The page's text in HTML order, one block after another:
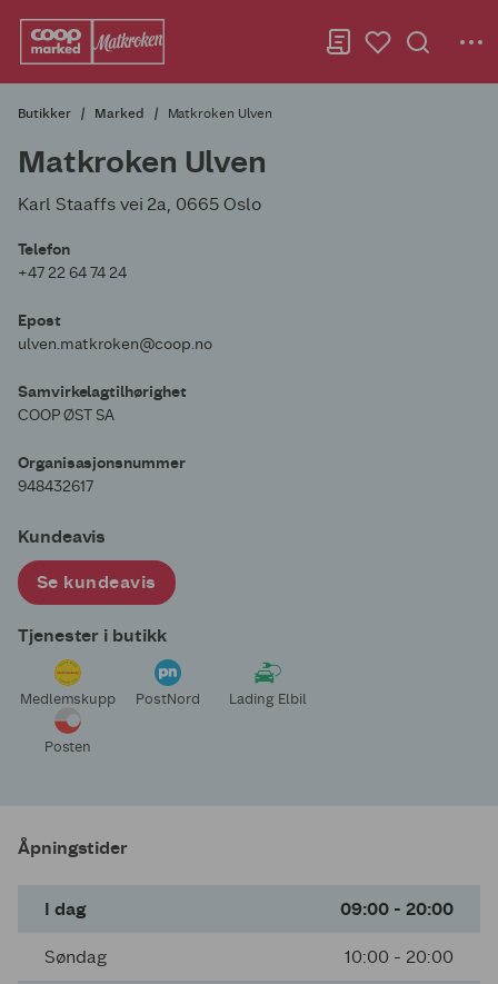
Butikker Marked Matkroken Ulven
Matkroken Ulven
Karl Staaffs vei 2a, 0665 Oslo
Telefon
+47 22 64 74 24
Epost
ulven.matkroken@coop.no
Samvirkelagtilhørighet
COOP ØST SA
Organisasjonsnummer
948432617
Kundeavis
Se kundeavis
Tjenester i butikk
Medlemskupp PostNord Lading Elbil
Posten
Åpningstider
I dag 09:00 - 20:00
Søndag 10:00 - 20:00